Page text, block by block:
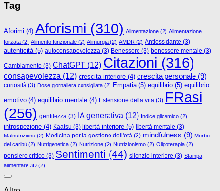
Tag
Aforimi (4) Aforismi (310) Alimentazione (2) Alimentazione
forzata (2) Alimento funzionale (2) Alimurgia (2) AMDR (2) Antiossidante (3)
autenticità (5) autoconsapevolezza (3) Benessere (3) benessere mentale (3)
Cambiamento (3) ChatGPT (12) Citazioni (316)
consapevolezza (12) crescita interiore (4) crescita personale (9)
curiosità (3) Dose giornaliera consigliata (2) Empatia (5) equilibrio (5) equilibrio
emotivo (4) equilibrio mentale (4) Estensione della vita (3) FRasi
(256) gentilezza (3) IA generativa (12) Indice glicemico (2)
introspezione (4) Kaatsu (3) libertà interiore (5) libertà mentale (3)
Malnutrizione (2) Medicina per la gestione dell'età (3) mindfulness (9) Morbo
del caribù (2) Nutrigenetica (2) Nutrizione (2) Nutrizionismo (2) Oligoterapia (2)
pensiero critico (3) Sentimenti (44) silenzio interiore (3) Stampa
alimentare 3D (2)